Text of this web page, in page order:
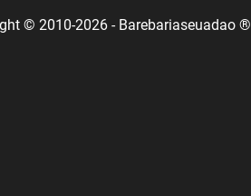
© 2010-2026 - Barebariaseuadao ®